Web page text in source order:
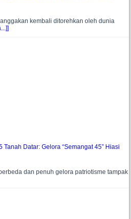
kembali ditorehkan oleh dunia
Datar: Gelora “Semangat 45” Hiasi
dan penuh gelora patriotisme tampak